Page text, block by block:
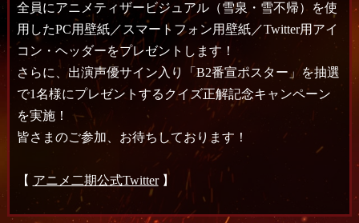
全員にアニメティザービジュアル（雪泉・雪不帰）を使
用したPC用壁紙／スマートフォン用壁紙／Twitter用アイ
コン・ヘッダーをプレゼントします！
さらに、出演声優サイン入り「B2番宣ポスター」を抽選
で1名様にプレゼントするクイズ正解記念キャンペーン
を実施！
皆さまのご参加、お待ちしております！
【 アニメ二期公式Twitter】